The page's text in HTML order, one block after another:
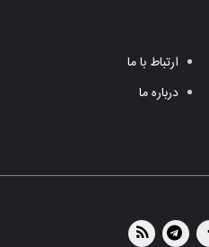
ارتباط با ما
درباره ما